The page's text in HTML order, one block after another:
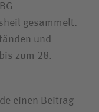
gesammelt.
und
zum 28.
einen Beitrag